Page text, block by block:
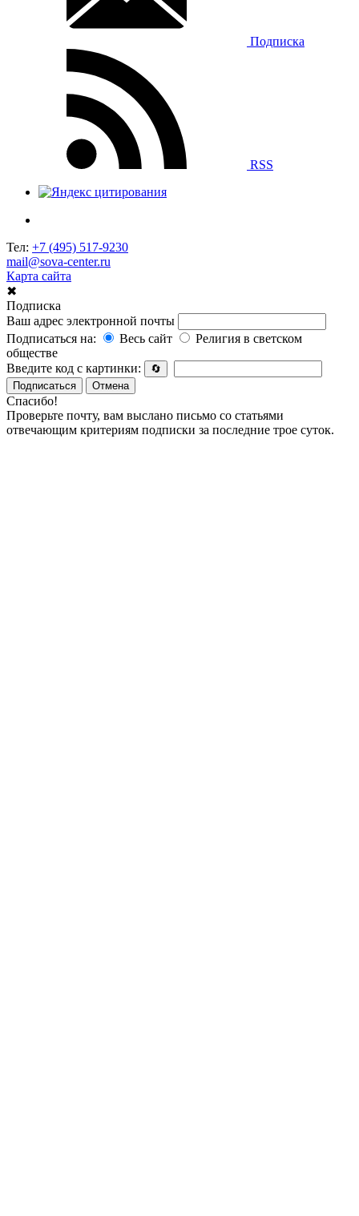
Подписка
RSS
Тел: +7 (495) 517-9230
mail@sova-center.ru
Карта сайта
✖
Подписка
Ваш адрес электронной почты
Подписаться на:
Весь сайт
Религия в светском
обществе
Введите код с картинки:
🔄
Подписаться
Отмена
Спасибо!
Проверьте почту, вам выслано письмо со статьями
отвечающим критериям подписки за последние трое суток.